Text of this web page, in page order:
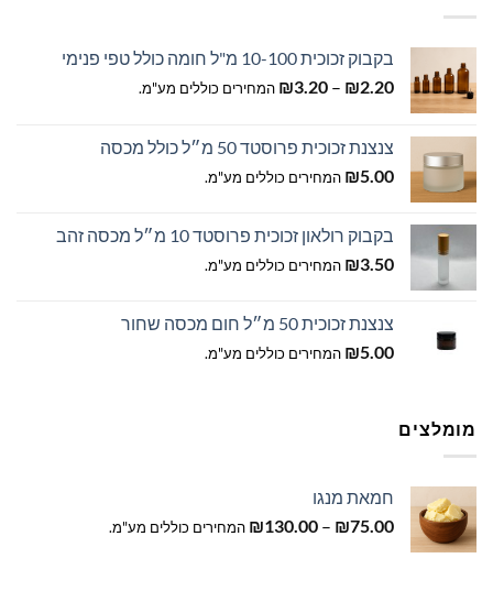
בקבוק זכוכית 10-100 מ"ל חומה כולל טפי פנימי
₪2.20
–
₪3.20
טווח
עד
המחירים כוללים מע"מ.
צנצנת זכוכית פרוסטד 50 מ״ל כולל מכסה
₪5.00 המחירים כוללים מע"מ.
בקבוק רולאון זכוכית פרוסטד 10 מ״ל מכסה זהב
₪3.50 המחירים כוללים מע"מ.
צנצנת זכוכית 50 מ״ל חום מכסה שחור
₪5.00 המחירים כוללים מע"מ.
מומלצים
חמאת מנגו
₪75.00
–
₪130.00
טווח
המחירים כוללים מע"מ.